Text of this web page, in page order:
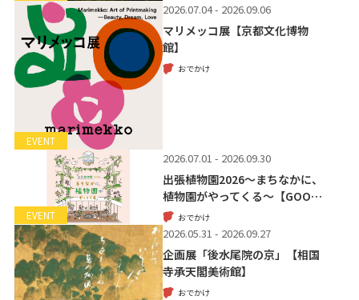
EVENT
2026.07.04 - 2026.09.06
マリメッコ展【京都文化博物
館】
おでかけ
EVENT
2026.07.01 - 2026.09.30
出張植物園2026～まちなかに、
植物園がやってくる～【GOO…
おでかけ
2026.05.31 - 2026.09.27
企画展「後水尾院の京」【相国
寺承天閣美術館】
おでかけ